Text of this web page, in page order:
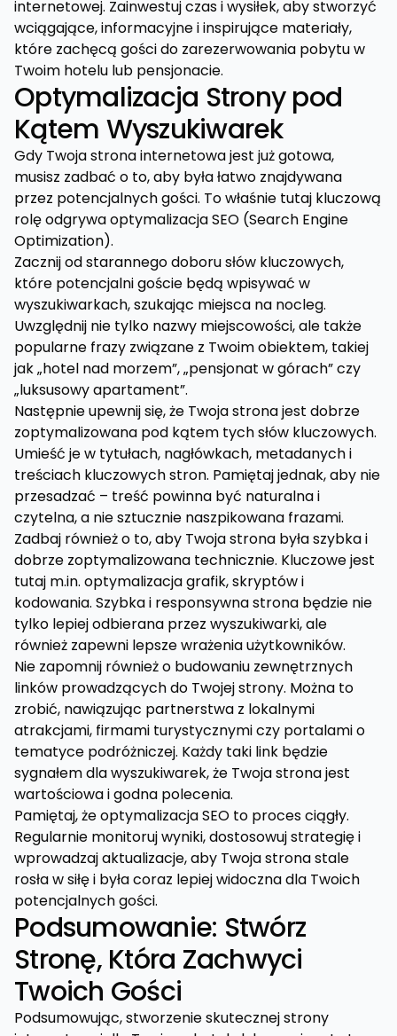
internetowej. Zainwestuj czas i wysiłek, aby stworzyć
wciągające, informacyjne i inspirujące materiały,
które zachęcą gości do zarezerwowania pobytu w
Twoim hotelu lub pensjonacie.
Optymalizacja Strony pod
Kątem Wyszukiwarek
Gdy Twoja strona internetowa jest już gotowa,
musisz zadbać o to, aby była łatwo znajdywana
przez potencjalnych gości. To właśnie tutaj kluczową
rolę odgrywa optymalizacja SEO (Search Engine
Optimization).
Zacznij od starannego doboru słów kluczowych,
które potencjalni goście będą wpisywać w
wyszukiwarkach, szukając miejsca na nocleg.
Uwzględnij nie tylko nazwy miejscowości, ale także
popularne frazy związane z Twoim obiektem, takiej
jak „hotel nad morzem”, „pensjonat w górach” czy
„luksusowy apartament”.
Następnie upewnij się, że Twoja strona jest dobrze
zoptymalizowana pod kątem tych słów kluczowych.
Umieść je w tytułach, nagłówkach, metadanych i
treściach kluczowych stron. Pamiętaj jednak, aby nie
przesadzać – treść powinna być naturalna i
czytelna, a nie sztucznie naszpikowana frazami.
Zadbaj również o to, aby Twoja strona była szybka i
dobrze zoptymalizowana technicznie. Kluczowe jest
tutaj m.in. optymalizacja grafik, skryptów i
kodowania. Szybka i responsywna strona będzie nie
tylko lepiej odbierana przez wyszukiwarki, ale
również zapewni lepsze wrażenia użytkowników.
Nie zapomnij również o budowaniu zewnętrznych
linków prowadzących do Twojej strony. Można to
zrobić, nawiązując partnerstwa z lokalnymi
atrakcjami, firmami turystycznymi czy portalami o
tematyce podróżniczej. Każdy taki link będzie
sygnałem dla wyszukiwarek, że Twoja strona jest
wartościowa i godna polecenia.
Pamiętaj, że optymalizacja SEO to proces ciągły.
Regularnie monitoruj wyniki, dostosowuj strategię i
wprowadzaj aktualizacje, aby Twoja strona stale
rosła w siłę i była coraz lepiej widoczna dla Twoich
potencjalnych gości.
Podsumowanie: Stwórz
Stronę, Która Zachwyci
Twoich Gości
Podsumowując, stworzenie skutecznej strony